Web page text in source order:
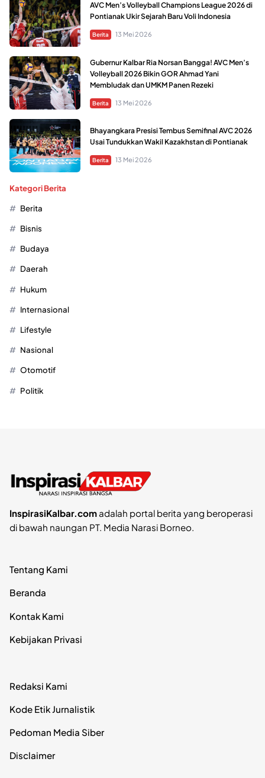
AVC Men’s Volleyball Champions League 2026 di
Pontianak Ukir Sejarah Baru Voli Indonesia
Berita 13 Mei 2026
Gubernur Kalbar Ria Norsan Bangga! AVC Men’s
Volleyball 2026 Bikin GOR Ahmad Yani
Membludak dan UMKM Panen Rezeki
Berita 13 Mei 2026
Bhayangkara Presisi Tembus Semifinal AVC 2026
Usai Tundukkan Wakil Kazakhstan di Pontianak
Berita 13 Mei 2026
Kategori Berita
Berita
Bisnis
Budaya
Daerah
Hukum
Internasional
Lifestyle
Nasional
Otomotif
Politik
InspirasiKalbar.comadalah portal berita yang beroperasi
di bawah naungan PT. Media Narasi Borneo.
Tentang Kami
Beranda
Kontak Kami
Kebijakan Privasi
Redaksi Kami
Kode Etik Jurnalistik
Pedoman Media Siber
Disclaimer